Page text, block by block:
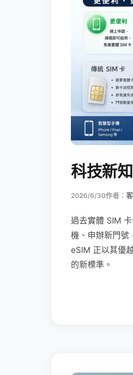
科技新
2026/6/30作者：
過去實體 SIM
機、申辦新門號
eSIM 正以其優
的新標準。